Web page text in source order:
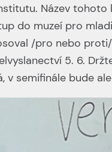
Název tohoto
do muzeí pro
/pro nebo
5. 6.
v semifinále bude